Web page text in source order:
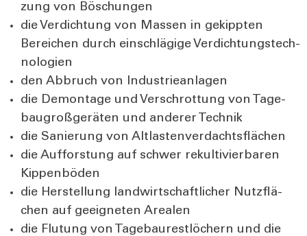
zung von Böschun­gen
die Ver­dich­tung von Mas­sen in gekipp­ten
Berei­chen durch ein­schlä­gi­ge Ver­dich­tungs­tech­
no­lo­gien
den Abbruch von Indus­trie­an­la­gen
die Demon­ta­ge und Ver­schrot­tung von Tage­
bau­groß­ge­rä­ten und ande­rer Tech­nik
die Sanie­rung von Alt­las­ten­ver­dachts­flä­chen
die Auf­fors­tung auf schwer rekul­ti­vier­ba­ren
Kip­pen­bö­den
die Her­stel­lung land­wirt­schaft­li­cher Nutz­flä­
chen auf geeig­ne­ten Area­len
die Flu­tung von Tage­bau­rest­lö­chern und die